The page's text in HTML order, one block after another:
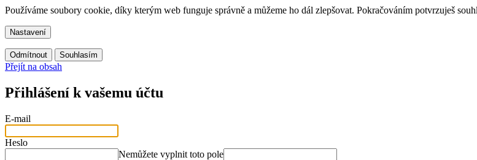
Používáme soubory cookie, díky kterým web funguje správně a můžeme ho dál zlepšovat. Pokračováním potvrzuješ
Nastavení
Odmítnout Souhlasím
Přejít na obsah
Přihlášení k vašemu účtu
E-mail
Heslo
Nemůžete vyplnit toto pole